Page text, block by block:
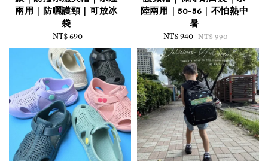
兩用｜防曬護頸｜可放冰
袋
Regular
price
NT$ 690
陸兩用｜50-56｜不怕熱中
暑
Sale
price
NT$ 940 Regular
price
NT$ 990